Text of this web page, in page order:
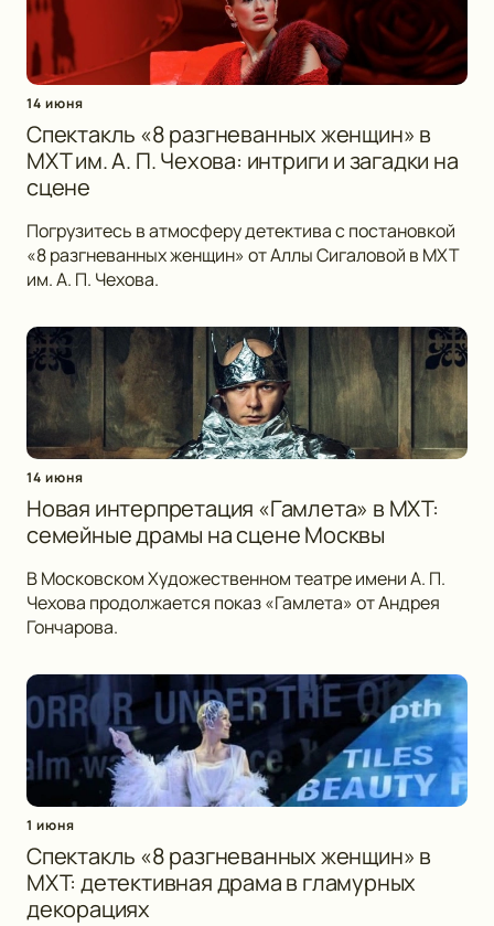
14 июня
Спектакль «8 разгневанных женщин» в
МХТ им. А. П. Чехова: интриги и загадки на
сцене
Погрузитесь в атмосферу детектива с постановкой
«8 разгневанных женщин» от Аллы Сигаловой в МХТ
им. А. П. Чехова.
14 июня
Новая интерпретация «Гамлета» в МХТ:
семейные драмы на сцене Москвы
В Московском Художественном театре имени А. П.
Чехова продолжается показ «Гамлета» от Андрея
Гончарова.
1 июня
Спектакль «8 разгневанных женщин» в
МХТ: детективная драма в гламурных
декорациях